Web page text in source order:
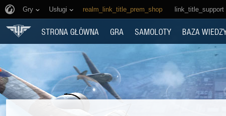
Gry Usługi realm_link_title_prem_shop link_title_support
STRONA GŁÓWNA GRA SAMOLOTY BAZA